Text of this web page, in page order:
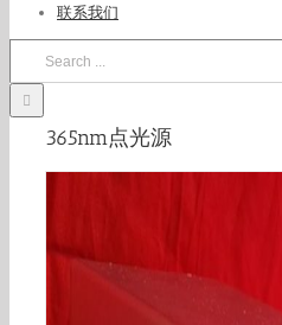
联系我们
365nm点光源